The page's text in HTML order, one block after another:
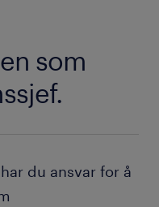
som
du ansvar for å